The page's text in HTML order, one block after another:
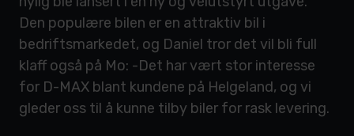
Den populære bilen er en attraktiv bil i
bedriftsmarkedet, og Daniel tror det vil bli full
klaff også på Mo: -Det har vært stor interesse
for D-MAX blant kundene på Helgeland, og vi
gleder oss til å kunne tilby biler for rask levering.